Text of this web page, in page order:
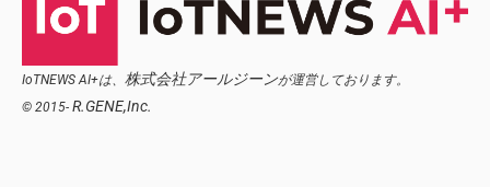
IoTNEWS AI+は、 株式会社アールジーンが運営しております。
© 2015- R.GENE,Inc.